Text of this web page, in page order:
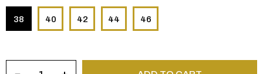
38 40 42 44 46